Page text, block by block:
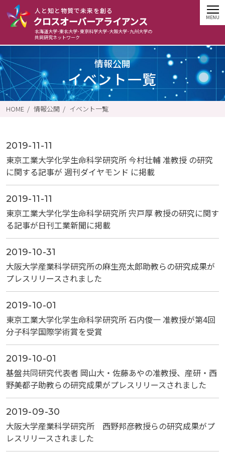
⼈と知と物質で未来を創る
クロスオーバーアライアンス
北海道大学･東北大学･東京科学大学･大阪大学･九州大学の
共同研究ネットワーク
情報公開
イベント一覧
HOME 情報公開 イベント一覧
2019-11-11
東京工業大学化学生命科学研究所 今村壮輔 准教授 の研究
に関する記事が 週刊ダイヤモンド に掲載
2019-11-11
東京工業大学化学生命科学研究所 宍戸厚 教授の研究に関す
る記事が日刊工業新聞に掲載
2019-10-31
大阪大学産業科学研究所の麻生亮太郎助教らの研究成果が
プレスリリースされました
2019-10-01
東京工業大学化学生命科学研究所 石内俊一 准教授が第4回
分子科学国際学術賞を受賞
2019-10-01
基盤共同研究代表者 岡山大・佐藤あやの准教授、産研・西
野美都子助教らの研究成果がプレスリリースされました
2019-09-30
大阪大学産業科学研究所 西野邦彦教授らの研究成果がプ
レスリリースされました